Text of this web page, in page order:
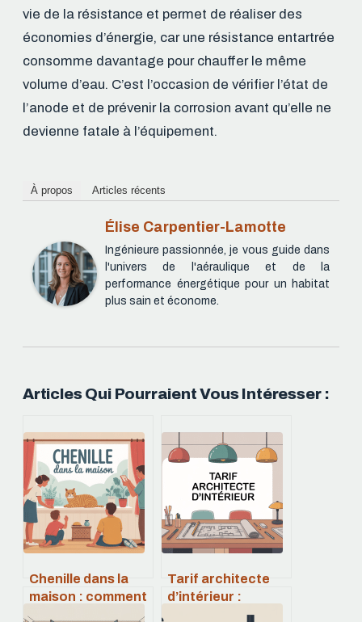
vie de la résistance et permet de réaliser des
économies d’énergie, car une résistance entartrée
consomme davantage pour chauffer le même
volume d’eau. C’est l’occasion de vérifier l’état de
l’anode et de prévenir la corrosion avant qu’elle ne
devienne fatale à l’équipement.
À propos Articles récents
Élise Carpentier-Lamotte
Ingénieure passionnée, je vous guide dans
l'univers de l'aéraulique et de la
performance énergétique pour un habitat
plus sain et économe.
Articles Qui Pourraient Vous Intéresser :
Chenille dans la
maison : comment
l’identifier,
Tarif architecte
d’intérieur :
combien prévoir